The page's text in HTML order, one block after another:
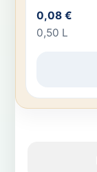
0,08 €
0,50 L